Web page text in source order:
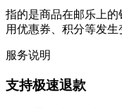
指的是商品在邮乐上
用优惠券、积分等发生
服务说明
支持极速退款